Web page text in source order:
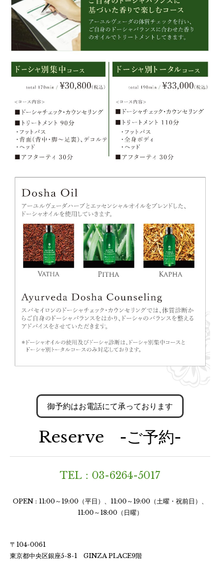
御予約はお電話にて承っております
Reserve -ご予約-
TEL：03-6264-5017
OPEN : 11:00～19:00（平日）、11:00～19:00（土曜・祝前日）、
11:00～18:00（日曜）
〒104-0061
東京都中央区銀座5-8-1 GINZA PLACE9階